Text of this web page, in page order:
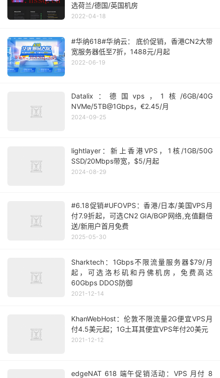
选荷兰/德国/英国机房
2022-04-18
#华纳618#华纳云： 底价促销，香港CN2大带
宽服务器低至7折，1488元/月起
2022-06-19
Datalix：德国vps，1核/6GB/40G
NVMe/5TB@1Gbps，€2.45/月
2024-09-25
lightlayer：新上香港VPS，1核/1GB/50G
SSD/20Mbps带宽，$5/月起
2024-08-29
#6.18促销#UFOVPS：香港/日本/美国VPS月
付7.9折起，可选CN2 GIA/BGP网络,充值翻倍
送/新用户首月免费
2025-05-30
Sharktech：1Gbps不限流量服务器$79/月
起，可选洛杉矶和丹佛机房，免费高达
60Gbps DDOS防御
2021-12-14
KhanWebHost：伦敦不限流量2G便宜VPS月
付4.5美元起；1G土耳其便宜VPS年付20美元
2021-12-12
edgeNAT 618 端午促销活动：VPS 月付 8